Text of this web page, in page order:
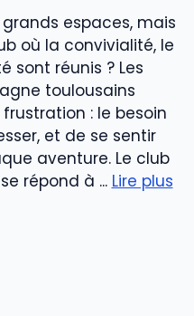
espaces, mais
où la convivialité, le
sont réunis ? Les
toulousains
: le besoin
et de se sentir
aventure. Le club
répond à ... Lire plus